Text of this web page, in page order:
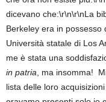
dicevano che:\r\n\r\nLa
Berkeley era in possesso
Università statale di Los
me è stata una
in patria , ma insomma!
lista delle loro